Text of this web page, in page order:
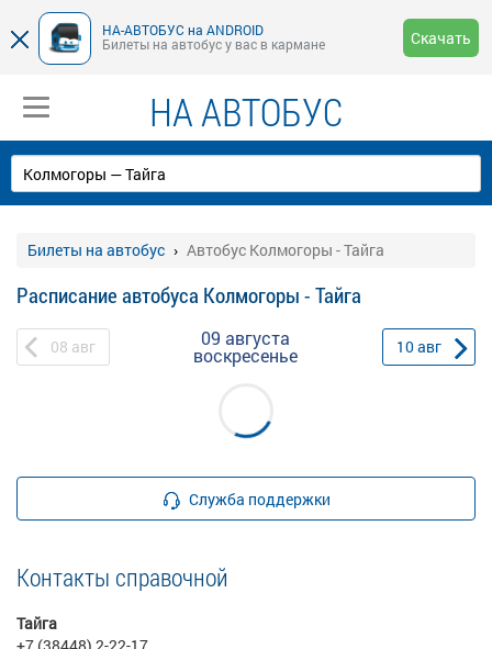
НА-АВТОБУС на ANDROID
Билеты на автобус у вас в кармане
Скачать
НА АВТОБУС
Билеты на автобус Автобус Колмогоры - Тайга
Расписание автобуса Колмогоры - Тайга
08 авг 09 августа
воскресенье 10авг
Служба поддержки
Контакты справочной
Тайга